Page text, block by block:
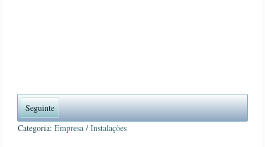
Seguinte
Categoria:Empresa /Instalações